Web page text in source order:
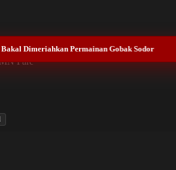
Pare
Dimeriahkan Permainan Gobak Sodor